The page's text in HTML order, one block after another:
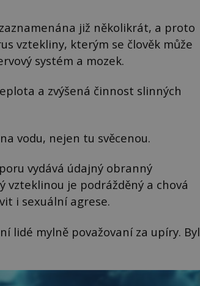
již několikrát, a proto
vztekliny, kterým se člověk může
systém a mozek.
a zvýšená činnost slinných
vodu, nejen tu svěcenou.
vydává údajný obranný
je podrážděný a chová
i sexuální agrese.
lidé mylně považovaní za upíry. Byl